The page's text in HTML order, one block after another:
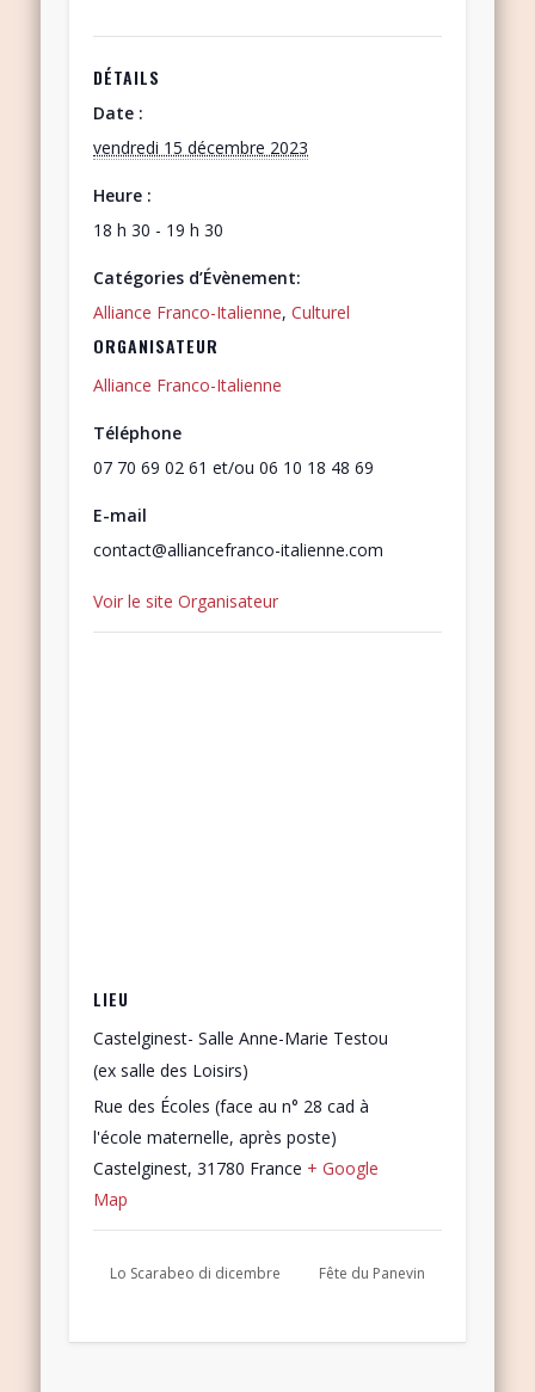
DÉTAILS
Date :
vendredi 15 décembre 2023
Heure :
18 h 30 - 19 h 30
Catégories d’Évènement:
Alliance Franco-Italienne,Culturel
ORGANISATEUR
Alliance Franco-Italienne
Téléphone
07 70 69 02 61 et/ou 06 10 18 48 69
E-mail
contact@alliancefranco-italienne.com
Voir le site Organisateur
LIEU
Castelginest- Salle Anne-Marie Testou
(ex salle des Loisirs)
Rue des Écoles (face au n° 28 cad à
l'école maternelle, après poste)
Castelginest, 31780 France + Google
Map
Lo Scarabeo di dicembre Fête du Panevin